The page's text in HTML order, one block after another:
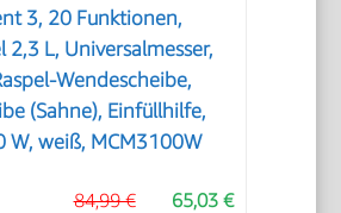
3, 20 Funktionen,
2,3 L, Universalmesser,
Wendescheibe,
(Sahne), Einfüllhilfe,
W, weiß, MCM3100W
65,03 €
84,99 €